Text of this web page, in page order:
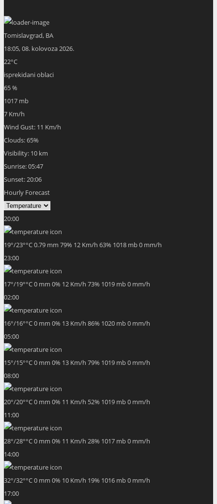
Tomislavgrad, BA
18:05,08. kolovoza 2026.
22°C
isprekidani oblaci
65 %
1017 mb
7 Km/h
Wind Gust: 11 Km/h
Clouds:65%
Visibility: 10 km
Sunrise:05:47
Sunset:20:06
Hourly Forecast
20:00
19°/23°°C0.79 mm 79% 12 Km/h 63% 1018 mb0 mm/h
23:00
17°/19°°C0 mm 0% 12 Km/h 73% 1019 mb0 mm/h
02:00
16°/16°°C0 mm 0% 13 Km/h 86% 1020 mb0 mm/h
05:00
15°/15°°C0 mm 0% 13 Km/h 79% 1019 mb0 mm/h
08:00
20°/20°°C0 mm 0% 11 Km/h 52% 1019 mb0 mm/h
11:00
28°/28°°C0 mm 0% 11 Km/h 28% 1017 mb0 mm/h
14:00
32°/32°°C0 mm 0% 10 Km/h 19% 1016 mb0 mm/h
17:00